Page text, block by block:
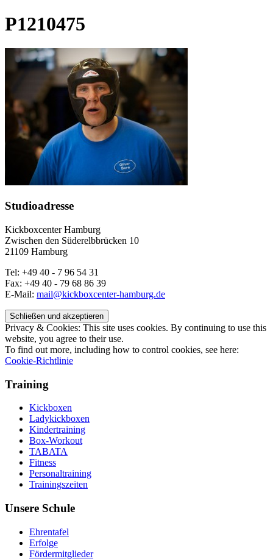
P1210475
Studioadresse
Kickboxcenter Hamburg
Zwischen den Süderelbbrücken 10
21109 Hamburg
Tel: +49 40 - 7 96 54 31
Fax: +49 40 - 79 68 86 39
E-Mail: mail@kickboxcenter-hamburg.de
Privacy & Cookies: This site uses cookies. By continuing to use this
website, you agree to their use.
To find out more, including how to control cookies, see here:
Cookie-Richtlinie
Training
Kickboxen
Ladykickboxen
Kindertraining
Box-Workout
TABATA
Fitness
Personaltraining
Trainingszeiten
Unsere Schule
Ehrentafel
Erfolge
Fördermitglieder